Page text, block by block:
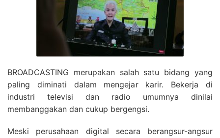
BROADCASTING merupakan salah satu bidang yang
paling diminati dalam mengejar karir. Bekerja di
industri televisi dan radio umumnya dinilai
membanggakan dan cukup bergengsi.
Meski perusahaan digital secara berangsur-angsur